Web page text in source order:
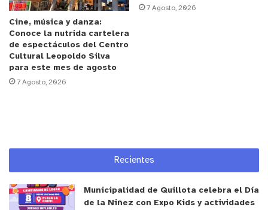
millones.
En cultura, dos clubes de adultos mayores fueron
beneficiados:“Tejiendo con Amor”
Jamaica, y“Autovalencia Digital en Adultos
Mayores”
destacó el rol de los equipos municipales y el
apoyo recibido del Gobierno Regional y los
consejeros. “Tengo que valorar el esfuerzo que han
hecho los equipos de la Municipalidad de La Cruz
Cine, música y danza:
Conoce la nutrida cartelera
de espectáculos del Centro
Cultural Leopoldo Silva
para este mes de agosto
7 Agosto, 2026
7 Agosto, 2026
Recientes
Municipalidad de Quillota celebra el Día
de la Niñez con Expo Kids y actividades